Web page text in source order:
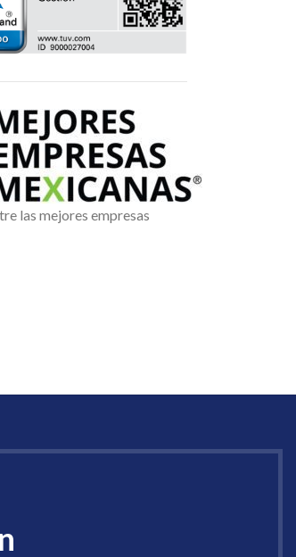
las mejores empresas